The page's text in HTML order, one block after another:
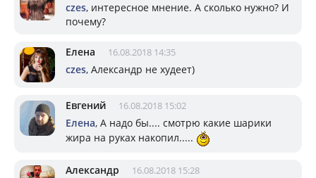
czes, интересное мнение. А сколько нужно? И
почему?
Елена 16.08.2018 14:35
czes, Александр не худеет)
Евгений 16.08.2018 15:02
Елена, А надо бы.... смотрю какие шарики
жира на руках накопил.....
Александр 16.08.2018 15:28